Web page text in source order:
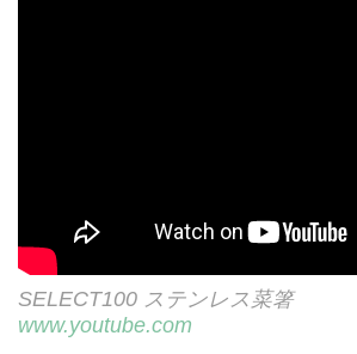
SELECT100 ステンレス菜箸
www.youtube.com